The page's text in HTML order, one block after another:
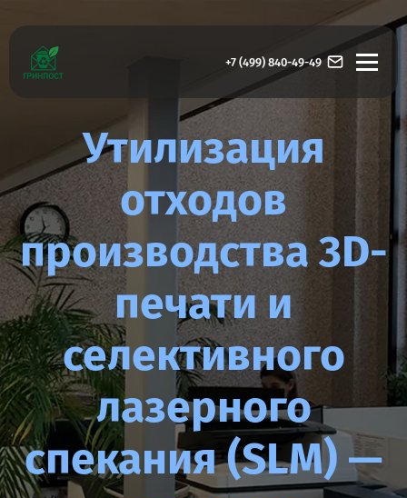
+7 (499) 840-49-49
Утилизация
отходов
производства 3D-
печати и
селективного
лазерного
спекания (SLM) —